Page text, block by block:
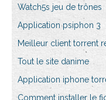
Watch5s jeu de trônes
Application psiphon 3
Meilleur client torrent
Tout le site danime
Application iphone
Comment installer le